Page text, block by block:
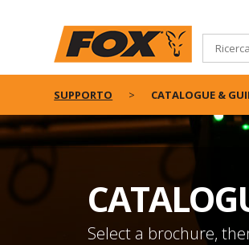
SUPPORTO CATALOGUE &
Select a brochure,